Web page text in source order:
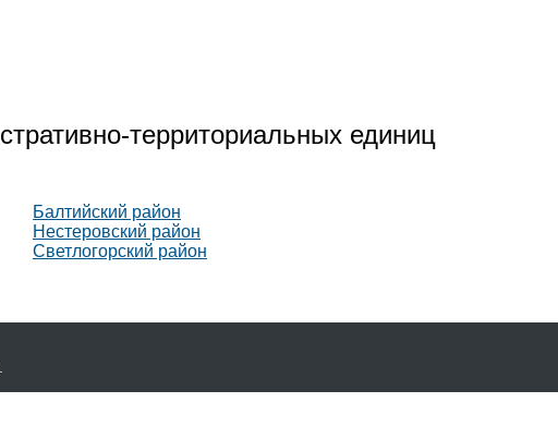
территориальных единиц
Балтийский район
Нестеровский район
Светлогорский район